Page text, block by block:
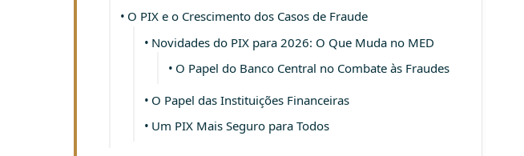
O PIX e o Crescimento dos Casos de Fraude
Novidades do PIX para 2026: O Que Muda no MED
O Papel do Banco Central no Combate às Fraudes
O Papel das Instituições Financeiras
Um PIX Mais Seguro para Todos